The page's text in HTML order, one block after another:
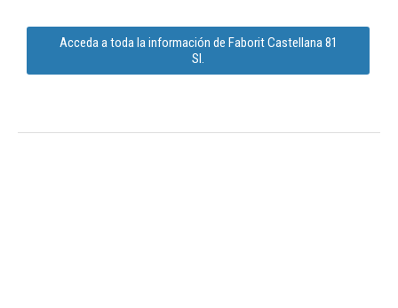
Acceda a toda la información de Faborit Castellana 81
Sl.